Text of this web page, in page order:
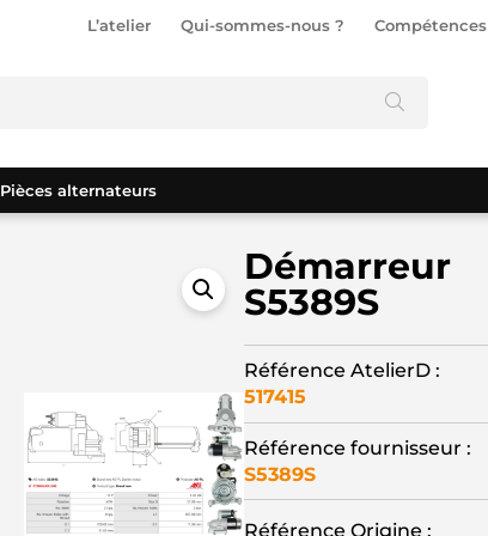
L’atelier Qui-sommes-nous ? Compétences
Pièces alternateurs
Démarreur
S5389S
Référence AtelierD :
517415
Référence fournisseur :
S5389S
Référence Origine :